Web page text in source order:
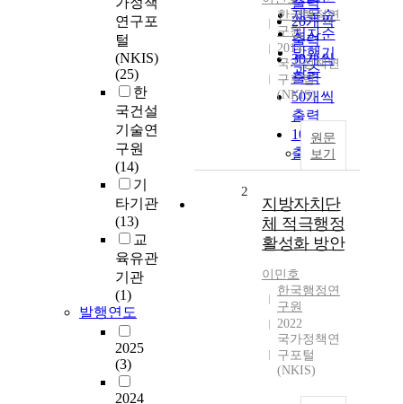
연구포
털
(NKIS)
(25)
한
국건설
기술연
구원
(14)
기
타기관
(13)
교
육유관
기관
(1)
발행연도
2025
(3)
2024
제목순
저자순
발행기
관순
20개씩
출력
30개씩
출력
50개씩
출력
100개씩
출력
한국행정연
구원
2014
국가정책연
구포털
(NKIS)
원문
보기
2
지방자치단
체 적극행정
활성화 방안
이민호
한국행정연
구원
2022
국가정책연
구포털
(NKIS)